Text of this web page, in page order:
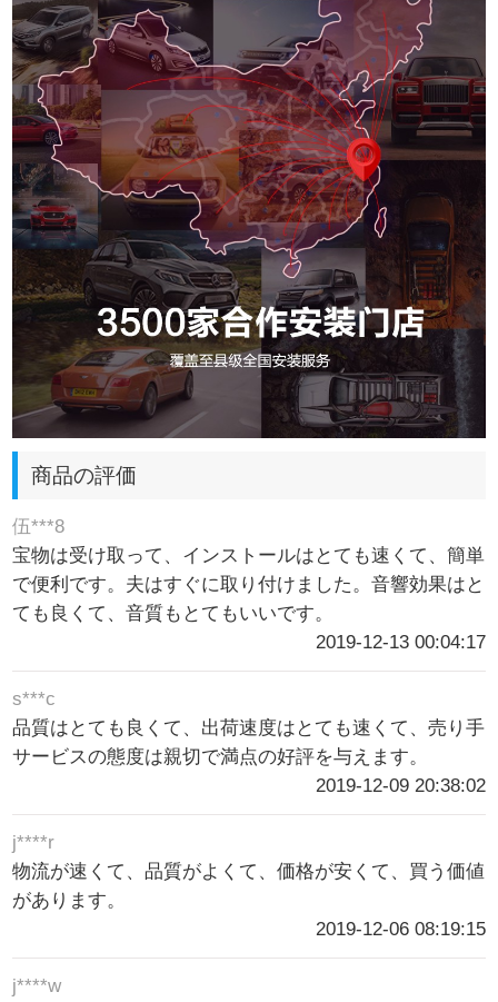
商品の評価
伍***8
宝物は受け取って、インストールはとても速くて、簡単
で便利です。夫はすぐに取り付けました。音響効果はと
ても良くて、音質もとてもいいです。
2019-12-13 00:04:17
s***c
品質はとても良くて、出荷速度はとても速くて、売り手
サービスの態度は親切で満点の好評を与えます。
2019-12-09 20:38:02
j****r
物流が速くて、品質がよくて、価格が安くて、買う価値
があります。
2019-12-06 08:19:15
j****w